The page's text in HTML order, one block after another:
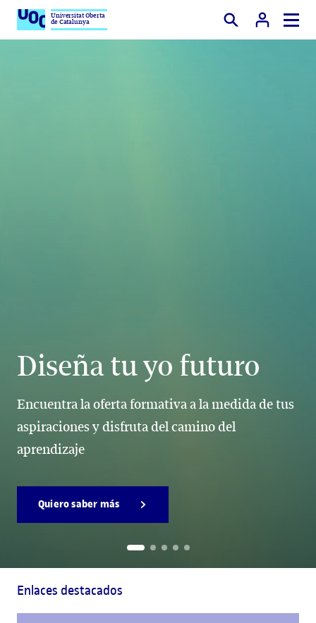
Universitat Oberta
de Catalunya Buscar
Diseña tu yo futuro
Encuentra la oferta formativa a la medida de tus
aspiraciones y disfruta del camino del
aprendizaje
Quiero saber más
Enlaces destacados